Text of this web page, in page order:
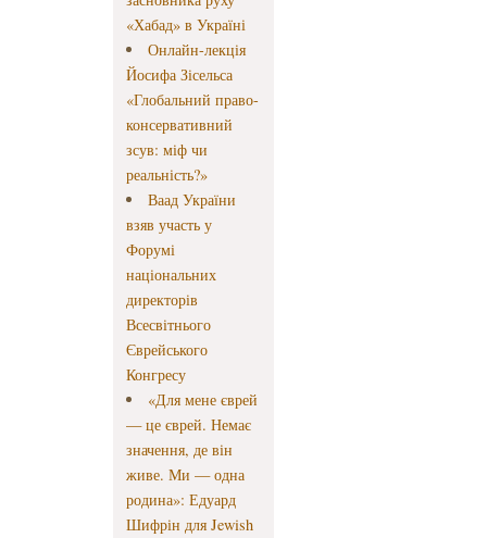
«Хабад» в Україні
Онлайн-лекція
Йосифа Зісельса
«Глобальний право-
консервативний
зсув: міф чи
реальність?»
Ваад України
взяв участь у
Форумі
національних
директорів
Всесвітнього
Єврейського
Конгресу
«Для мене єврей
— це єврей. Немає
значення, де він
живе. Ми — одна
родина»: Едуард
Шифрін для Jewish